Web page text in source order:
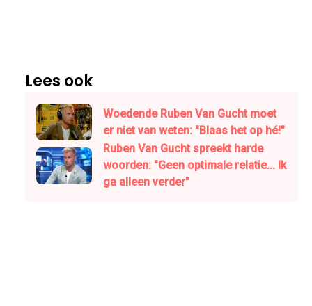
Lees ook
Woedende Ruben Van Gucht moet
er niet van weten: "Blaas het op hé!"
Ruben Van Gucht spreekt harde
woorden: "Geen optimale relatie... Ik
ga alleen verder"